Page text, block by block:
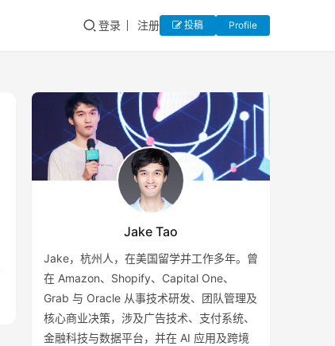
登录 注册 投稿 Profile
Jake Tao
Jake，杭州人，在美国留学并工作多年。曾
在 Amazon、Shopify、Capital One、
Grab 与 Oracle 从事技术研发、团队管理及
核心商业决策，涉及广告技术、支付系统、
金融科技与数据平台，并在 AI 应用及跨境